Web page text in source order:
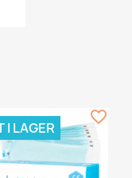
I LAGER
favorite_border